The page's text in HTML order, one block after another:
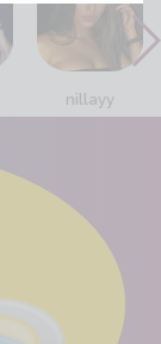
nillayy